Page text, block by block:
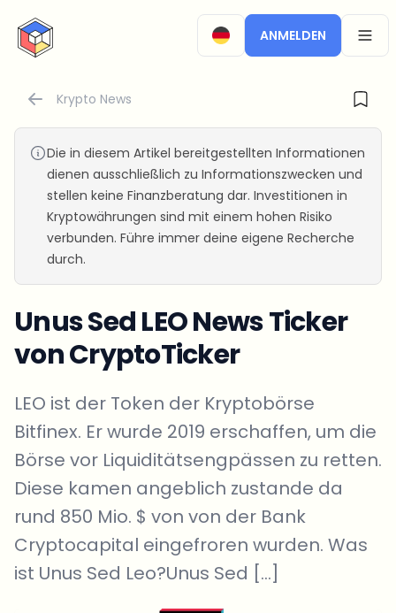
CryptoTicker
ANMELDEN
Krypto News
Die in diesem Artikel bereitgestellten Informationen
dienen ausschließlich zu Informationszwecken und
stellen keine Finanzberatung dar. Investitionen in
Kryptowährungen sind mit einem hohen Risiko
verbunden. Führe immer deine eigene Recherche
durch.
Unus Sed LEO News Ticker
von CryptoTicker
LEO ist der Token der Kryptobörse
Bitfinex. Er wurde 2019 erschaffen, um die
Börse vor Liquiditätsengpässen zu retten.
Diese kamen angeblich zustande da
rund 850 Mio. $ von von der Bank
Cryptocapital eingefroren wurden. Was
ist Unus Sed Leo?Unus Sed […]